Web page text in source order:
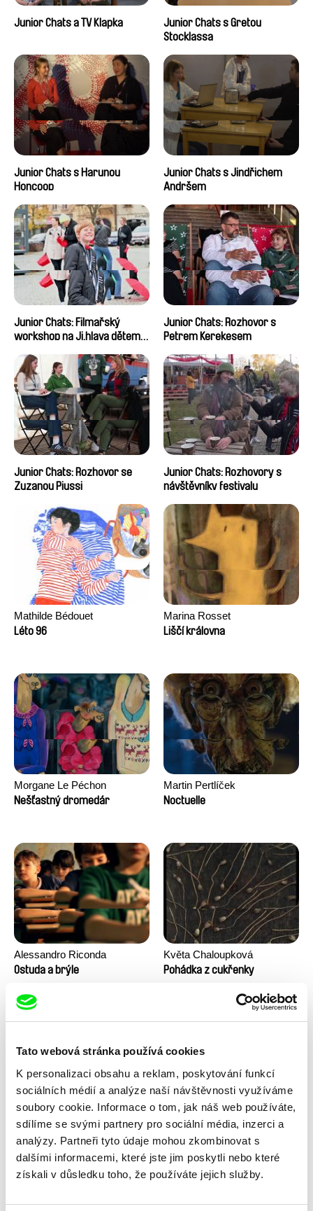
Tato webová stránka používá cookies
K personalizaci obsahu a reklam, poskytování funkcí
sociálních médií a analýze naší návštěvnosti využíváme
soubory cookie. Informace o tom, jak náš web používáte,
sdílíme se svými partnery pro sociální média, inzerci a
analýzy. Partneři tyto údaje mohou zkombinovat s
dalšími informacemi, které jste jim poskytli nebo které
získali v důsledku toho, že používáte jejich služby.
Junior Chats a TV Klapka
Junior Chats s Gretou
Stocklassa
Junior Chats s Harunou
Honcoop
Junior Chats s Jindřichem
Andršem
Junior Chats: Filmařský
workshop na Ji.hlava dětem
Junior Chats: Rozhovor s
Petrem Kerekesem
Junior Chats: Rozhovor se
Zuzanou Piussi
Junior Chats: Rozhovory s
návštěvníky festivalu
Mathilde Bédouet
Léto 96
Marina Rosset
Liščí královna
Morgane Le Péchon
Nešťastný dromedár
Martin Pertlíček
Noctuelle
Alessandro Riconda
Ostuda a brýle
Květa Chaloupková
(Přibylová)
Pohádka z cukřenky
Ru Kuwahata, Max Porter
Prázdný prostor
Linda Kallistová Jablonská
Psí láska